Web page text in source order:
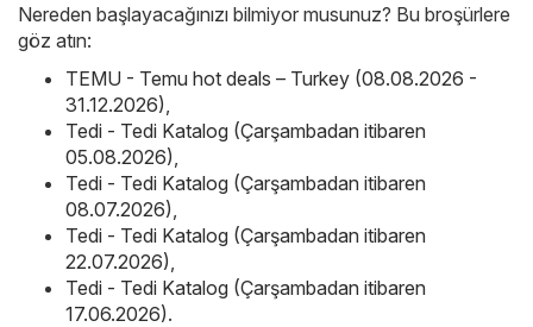
Nereden başlayacağınızı bilmiyor musunuz? Bu broşürlere
göz atın:
TEMU - Temu hot deals – Turkey (08.08.2026 -
31.12.2026)
Tedi - Tedi Katalog (Çarşambadan itibaren
05.08.2026)
Tedi - Tedi Katalog (Çarşambadan itibaren
08.07.2026)
Tedi - Tedi Katalog (Çarşambadan itibaren
22.07.2026)
Tedi - Tedi Katalog (Çarşambadan itibaren
17.06.2026).